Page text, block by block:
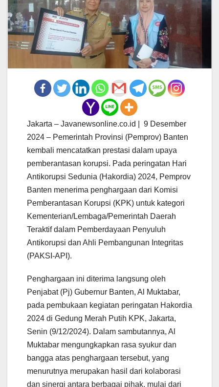
Jakarta – Javanewsonline.co.id | 9 Desember
2024 – Pemerintah Provinsi (Pemprov) Banten
kembali mencatatkan prestasi dalam upaya
pemberantasan korupsi. Pada peringatan Hari
Antikorupsi Sedunia (Hakordia) 2024, Pemprov
Banten menerima penghargaan dari Komisi
Pemberantasan Korupsi (KPK) untuk kategori
Kementerian/Lembaga/Pemerintah Daerah
Teraktif dalam Pemberdayaan Penyuluh
Antikorupsi dan Ahli Pembangunan Integritas
(PAKSI-API).
Penghargaan ini diterima langsung oleh
Penjabat (Pj) Gubernur Banten, Al Muktabar,
pada pembukaan kegiatan peringatan Hakordia
2024 di Gedung Merah Putih KPK, Jakarta,
Senin (9/12/2024). Dalam sambutannya, Al
Muktabar mengungkapkan rasa syukur dan
bangga atas penghargaan tersebut, yang
menurutnya merupakan hasil dari kolaborasi
dan sinergi antara berbagai pihak, mulai dari